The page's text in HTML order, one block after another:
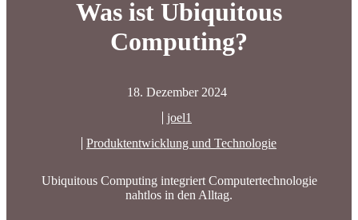
Was ist Ubiquitous
Computing?
18. Dezember 2024
joel1
Produktentwicklung und Technologie
Ubiquitous Computing integriert Computertechnologie
nahtlos in den Alltag.